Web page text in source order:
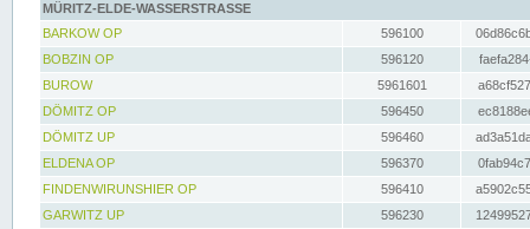
MÜRITZ-ELDE-WASSERSTRASSE
BARKOW OP
596100
BOBZIN OP
596120
BUROW
5961601
DÖMITZ OP
596450
DÖMITZ UP
596460
ELDENA OP
596370
FINDENWIRUNSHIER OP
596410
GARWITZ UP
596230